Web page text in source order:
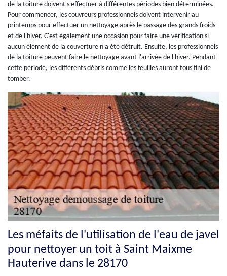
de la toiture doivent s'effectuer à différentes périodes bien déterminées.
Pour commencer, les couvreurs professionnels doivent intervenir au
printemps pour effectuer un nettoyage après le passage des grands froids
et de l'hiver. C'est également une occasion pour faire une vérification si
aucun élément de la couverture n'a été détruit. Ensuite, les professionnels
de la toiture peuvent faire le nettoyage avant l'arrivée de l'hiver. Pendant
cette période, les différents débris comme les feuilles auront tous fini de
tomber.
Les méfaits de l'utilisation de l'eau de javel
pour nettoyer un toit à Saint Maixme
Hauterive dans le 28170